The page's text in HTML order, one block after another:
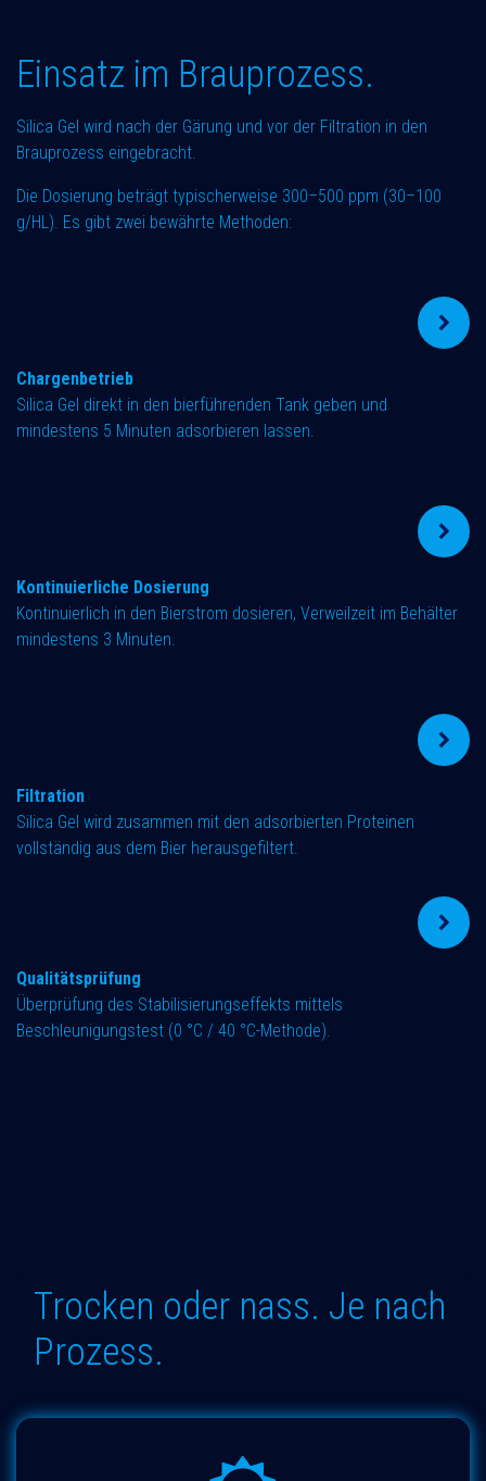
Einsatz im Brauprozess.
Silica Gel wird nach der Gärung und vor der Filtration in den
Brauprozess eingebracht.
Die Dosierung beträgt typischerweise 300–500 ppm (30–100
g/HL). Es gibt zwei bewährte Methoden:
Chargenbetrieb
Silica Gel direkt in den bierführenden Tank geben und
mindestens 5 Minuten adsorbieren lassen.
Kontinuierliche Dosierung
Kontinuierlich in den Bierstrom dosieren, Verweilzeit im Behälter
mindestens 3 Minuten.
Filtration
Silica Gel wird zusammen mit den adsorbierten Proteinen
vollständig aus dem Bier herausgefiltert.
Qualitätsprüfung
Überprüfung des Stabilisierungseffekts mittels
Beschleunigungstest (0 °C / 40 °C-Methode).
Trocken oder nass. Je nach
Prozess.